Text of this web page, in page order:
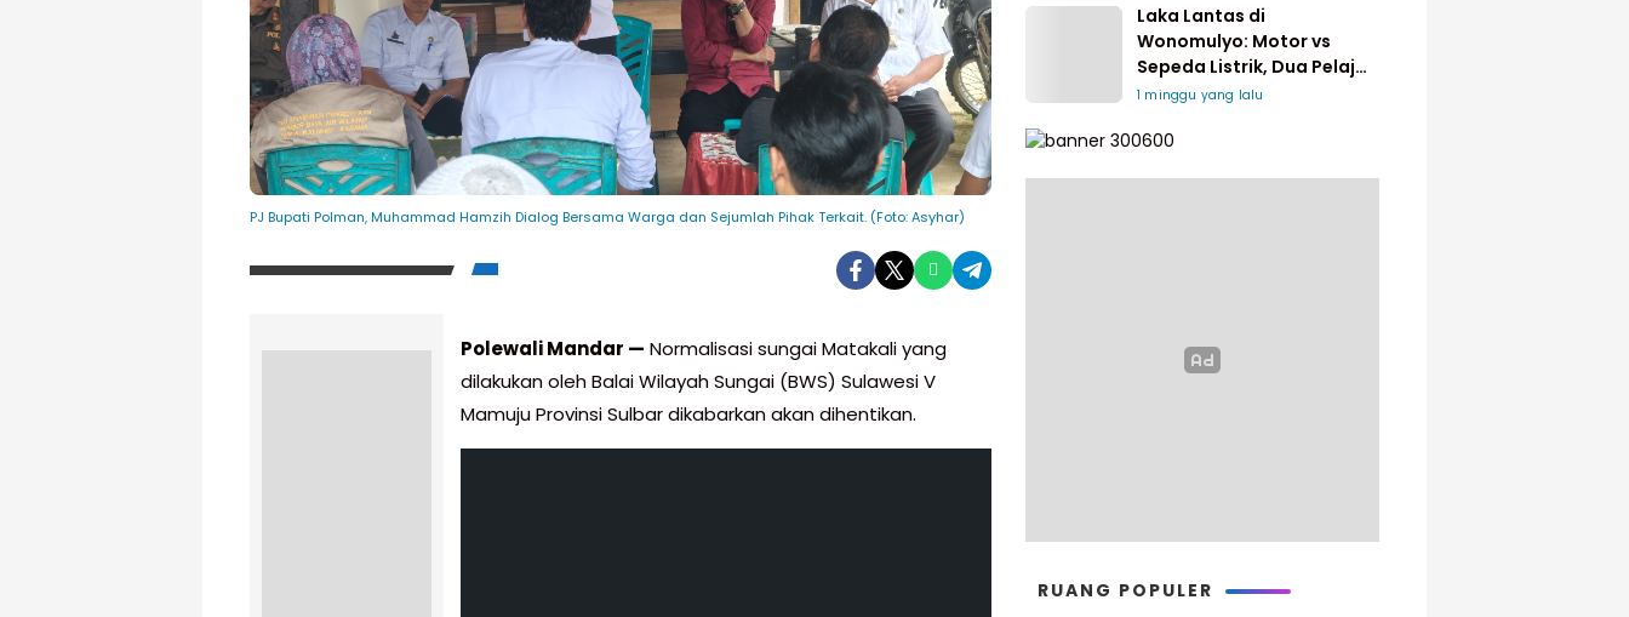
PJ Bupati Polman, Muhammad Hamzih Dialog Bersama Warga dan Sejumlah Pihak Terkait. (Foto: Asyhar)
Polewali Mandar — Normalisasi sungai Matakali yang
dilakukan oleh Balai Wilayah Sungai (BWS) Sulawesi V
Mamuju Provinsi Sulbar dikabarkan akan dihentikan.
Laka Lantas di
Wonomulyo: Motor vs
Sepeda Listrik, Dua Pelajar
Dilarikan ke Rumah Sakit
1 minggu yang lalu
RUANG POPULER